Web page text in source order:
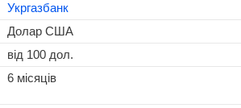
Укргазбанк
Долар США
від 100 дол.
6 місяців